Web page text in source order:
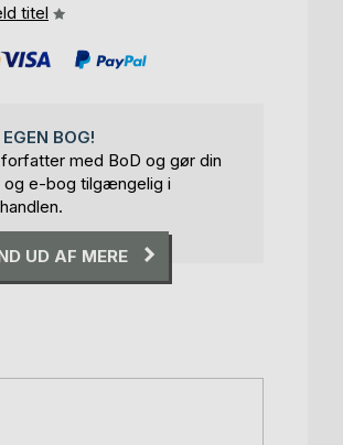
titel
BOG!
med BoD og gør din
og e-bog tilgængelig i
UD AF MERE